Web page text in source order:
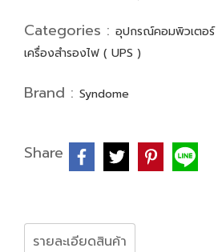
Categories : อุปกรณ์คอมพิวเตอ
เครื่องสำรองไฟ ( UPS )
Brand : Syndome
Share
รายละเอียดสินค้า